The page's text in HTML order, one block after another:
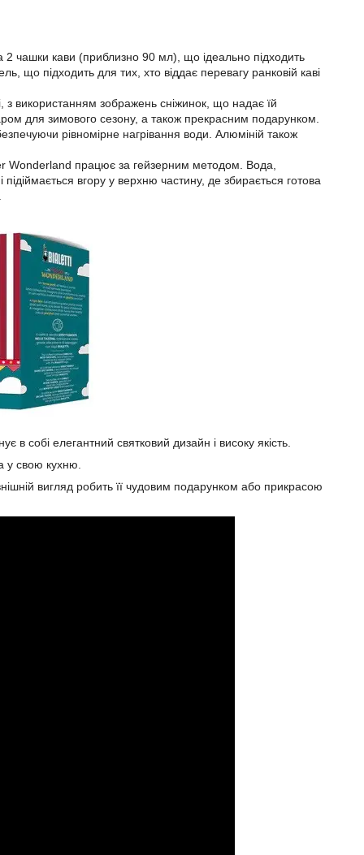
2 чашки кави (приблизно 90 мл), що ідеально підходить
що підходить для тих, хто віддає перевагу ранковій каві
використанням зображень сніжинок, що надає їй
для зимового сезону, а також прекрасним подарунком.
рівномірне нагрівання води. Алюміній також
Wonderland працює за гейзерним методом. Вода,
вгору у верхню частину, де збирається готова
собі елегантний святковий дизайн і високу якість.
у свою кухню.
вигляд робить її чудовим подарунком або прикрасою